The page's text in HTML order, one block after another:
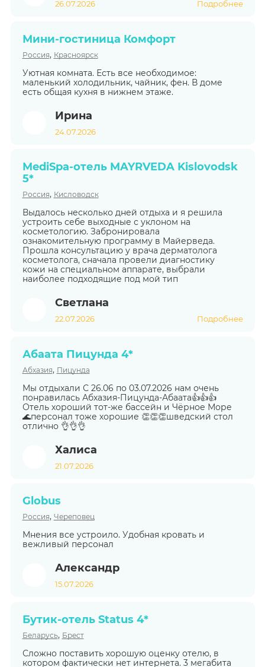
26.07.2026 Подробнее
Мини-гостиница Комфорт
Россия, Красноярск
Уютная комната. Есть все необходимое:
маленький холодильник, чайник, фен. В доме
есть общая кухня в нижнем этаже.
Ирина
24.07.2026
MediSpa-отель MAYRVEDA Kislovodsk
5*
Россия, Кисловодск
Выдалось несколько дней отдыха и я решила
устроить себе выходные с уклоном на
косметологию. Забронировала
ознакомительную программу в Майерведа.
Прошла консультацию у врача дерматолога
косметолога, сначала провели диагностику
кожи на специальном аппарате, выбрали
наиболее подходящие под мой тип
Светлана
22.07.2026 Подробнее
Абаата Пицунда 4*
Абхазия, Пицунда
Мы отдыхали С 26.06 по 03.07.2026 нам очень
понравилась Абхазия-Пицунда-Абаата👍👍👍
Отель хороший тот-же бассейн и Чёрное Море
🌊персонал тоже хорошие 👏👏👏шведский стол
отлично 👌👌👌
Халиса
21.07.2026
Globus
Россия, Череповец
Мнения все устроило. Удобная кровать и
вежливый персонал
Александр
15.07.2026
Бутик-отель Status 4*
Беларусь, Брест
Сложно поставить хорошую оценку отелю, в
котором фактически нет интернета. 3 мегабита